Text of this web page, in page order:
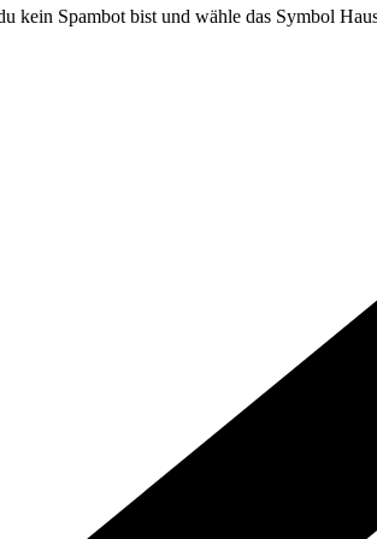
kein Spambot bist und wähle das Symbol